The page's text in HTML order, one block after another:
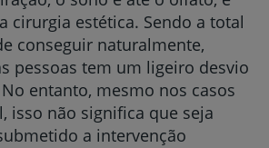
cirurgia estética. Sendo a total
conseguir naturalmente,
pessoas tem um ligeiro desvio
entanto, mesmo nos casos
isso não significa que seja
a intervenção